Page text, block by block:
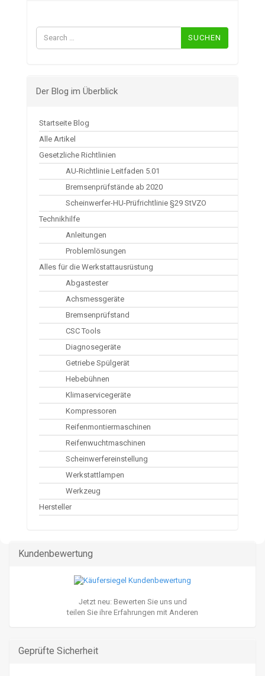
Suchen
nach:
Der Blog im Überblick
Startseite Blog
Alle Artikel
Gesetzliche Richtlinien
AU-Richtlinie Leitfaden 5.01
Bremsenprüfstände ab 2020
Scheinwerfer-HU-Prüfrichtlinie §29 StVZO
Technikhilfe
Anleitungen
Problemlösungen
Alles für die Werkstattausrüstung
Abgastester
Achsmessgeräte
Bremsenprüfstand
CSC Tools
Diagnosegeräte
Getriebe Spülgerät
Hebebühnen
Klimaservicegeräte
Kompressoren
Reifenmontiermaschinen
Reifenwuchtmaschinen
Scheinwerfereinstellung
Werkstattlampen
Werkzeug
Hersteller
Kundenbewertung
Jetzt neu: Bewerten Sie uns und
teilen Sie ihre Erfahrungen mit Anderen
Geprüfte Sicherheit